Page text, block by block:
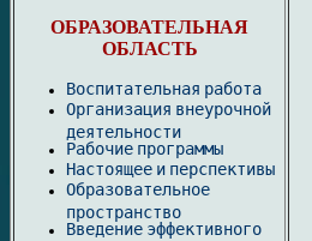
ОБРАЗОВАТЕЛЬНАЯ
ОБЛАСТЬ
Воспитательная работа
Организация внеурочной
деятельности
Рабочие программы
Настоящее и перспективы
Образовательное
пространство
Введение эффективного